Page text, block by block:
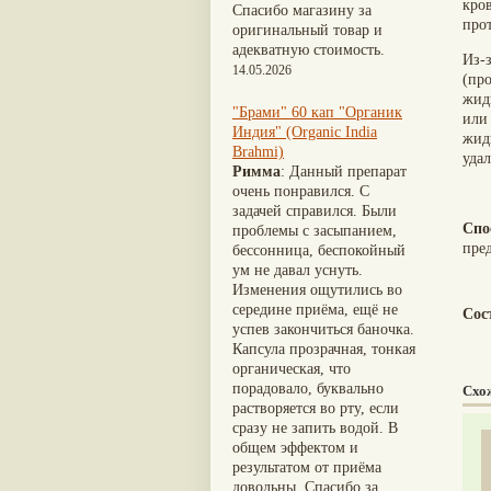
Из-
или
(3)
Аштаваргам
Брихатьяди(3)
Видарьяди(3)
Гуггул
Дханвантарам 101(3)
Дханвантарам тайлам(3)
Кайлаш дживан(3)
Кальянака гритам(3)
Кримикутхар рас(3)
Кунжутное масло (3)
Кутаджа(3)
Кширабала(3)
Лив 52(3)
more...
Шиладжит
(19)
Кориандр
Зира(17)
Крапива индийская(17)
Патола
Холарена - Кутаджа(17)
Шионака(17)
Аджван/Ажгон(16)
Акация катеху(16)
Кальций(16)
Укроп пахучий(16)
Дашамула(15)
Лодхра(14)
Моринга(14)
Перец кубеба(14)
Сахарный тростник
Бхунимба/Андрографис
метельчатый(13)
Гвоздика(13)
Кассия трубчатая(13)
Мезуя железная(13)
Спасибо магазину за
оригинальный товар и
адекватную стоимость.
14.05.2026
"Брами" 60 кап "Органик
Индия" (Organic India
Brahmi)
Римма: Данный препарат
очень понравился. С
задачей справился. Были
проблемы с засыпанием,
бессонница, беспокойный
ум не давал уснуть.
Изменения ощутились во
середине приёма, ещё не
успев закончиться баночка.
Капсула прозрачная, тонкая
органическая, что
порадовало, буквально
растворяется во рту, если
сразу не запить водой. В
общем эффектом и
результатом от приёма
довольны. Спасибо за